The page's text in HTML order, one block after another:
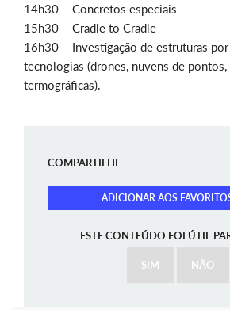
14h30 – Concretos especiais
15h30 – Cradle to Cradle
16h30 – Investigação de estruturas
tecnologias (drones, nuvens de pontos,
termográficas).
COMPARTILHE
ADICIONAR AOS
ESTE CONTEÚDO FOI ÚTIL
SIM NÃO